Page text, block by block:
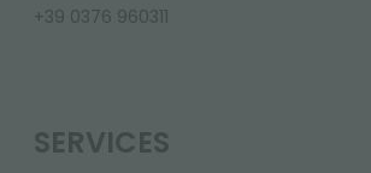
+39 0376 960311
SERVICES